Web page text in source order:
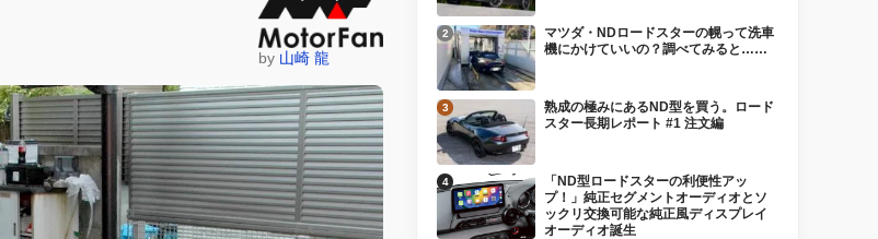
by 山崎 龍
マツダ・NDロードスターの幌って洗車
機にかけていいの？調べてみると……
熟成の極みにあるND型を買う。ロード
スター長期レポート #1 注文編
「ND型ロードスターの利便性アッ
プ！」純正セグメントオーディオとソ
ックリ交換可能な純正風ディスプレイ
オーディオ誕生